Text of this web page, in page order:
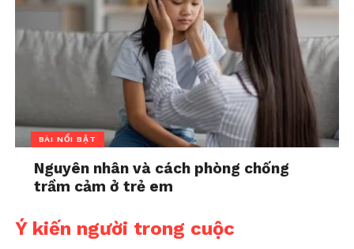
BÀI NỔI BẬT
Nguyên nhân và cách phòng chống
trầm cảm ở trẻ em
Ý kiến người trong cuộc